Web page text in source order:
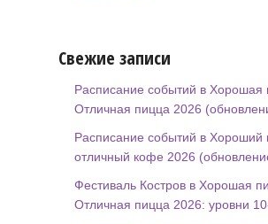
Свежие записи
Расписание событий в Хорошая
Отличная пицца 2026
Расписание событий в Хороший
отличный кофе 2026
Фестиваль Костров в Хорошая
Отличная пицца 2026: уровни